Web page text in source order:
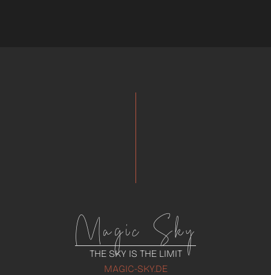
Magic Sky
THE SKY IS THE LIMIT
MAGIC-SKY.DE